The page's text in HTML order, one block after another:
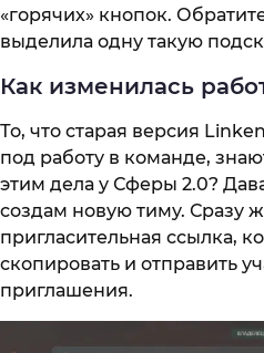
«горячих» кнопок.
выделила одну такую
Как изменилась
То, что старая версия
под работу в команде,
этим дела у Сферы 2.0?
создам новую тиму. Сразу
пригласительная ссылка,
скопировать и отправить
приглашения.